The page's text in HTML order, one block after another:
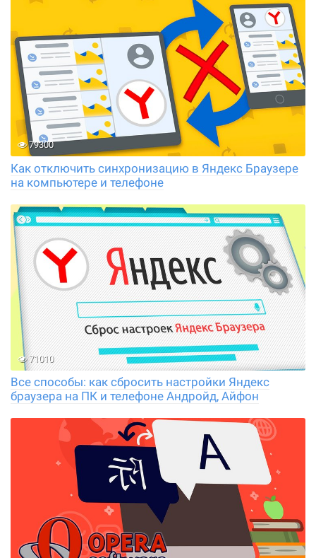
79300
Как отключить синхронизацию в Яндекс Браузере
на компьютере и телефоне
71010
Все способы: как сбросить настройки Яндекс
браузера на ПК и телефоне Андройд, Айфон